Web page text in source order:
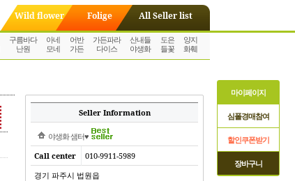
Wild flower Folige All Seller list
구름바다
난원
아네
모네
어반
가든
가든파라
다이스
산내들
야생화
도은
들꽃
양지
화훼
Seller Information
야생화 샘터♥
Call center
010-9911-5989
경기 파주시 법원읍
마이페이지
심폴경매참여
할인쿠폰받기
장바구니